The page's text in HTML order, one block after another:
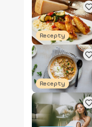
Recepty
Recepty